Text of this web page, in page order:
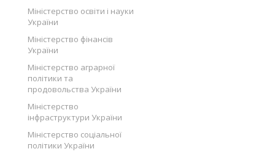
Міністерство освіти і науки
України
Міністерство фінансів
України
Міністерство аграрної
політики та
продовольства України
Міністерство
інфраструктури України
Міністерство соціальної
політики України